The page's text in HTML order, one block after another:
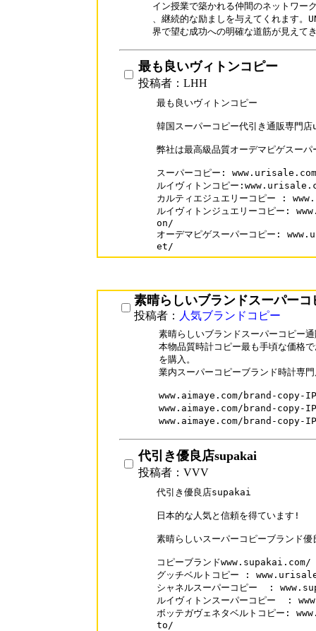
イン授業で築かれる仲間のネットワー
、継続的な励ましを与えてくれます。
最も良いヴィトンコピー
投稿者：LHH
最も良いヴィトンコピー
韓国スーパーコピー代引き通販専門
弊社は最高級品質オーデマピゲスー
スーパーコピー: www.urisale.com
ルイヴィトンコピー
カルティエジュエリーコピー :
ルイヴィトンジュエリーコピー
on/
オーデマピゲスーパーコピー:
et/
素晴らしいブランドスーパーコ
投稿者： 人気ブランドコピー
素晴らしいブランドスーパーコピー
本物品質時計コピー最も手頃な価格
を購入。
業内スーパーコピーブランド時計専
www.aimaye.com/brand-copy-
www.aimaye.com/brand-copy-
www.aimaye.com/brand-copy-
代引き優良店supakai
投稿者：VVV
代引き優良店supakai
日本的な人気と信頼を得ています!
素晴らしいスーパーコピーブランド
コピーブランドwww.supakai.com/
グッチベルトコピー :
シャネルスーパーコピー  :
ルイヴィトンスーパーコピー  :
ボッテガヴェネタベルトコピー:
to/